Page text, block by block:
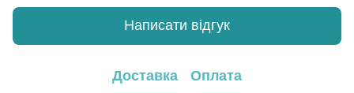
Написати відгук
Доставка Оплата